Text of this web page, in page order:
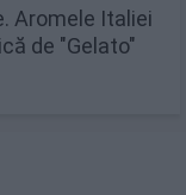
Aromele Italiei
de "Gelato"